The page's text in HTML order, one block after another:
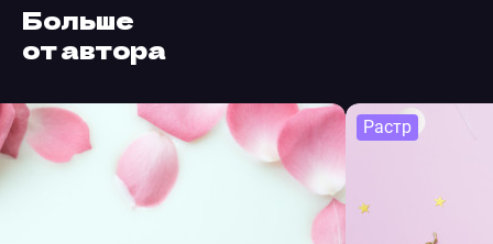
Больше
от автора
Растр